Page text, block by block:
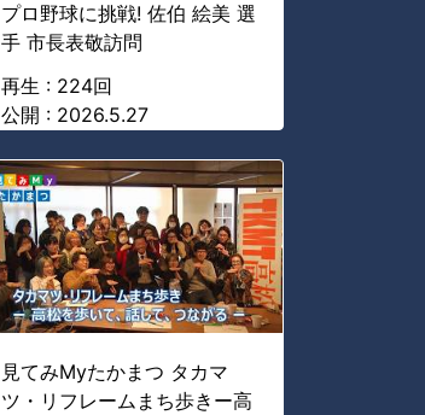
プロ野球に挑戦! 佐伯 絵美 選
手 市長表敬訪問
再生 : 224回
公開 : 2026.5.27
見てみMyたかまつ タカマ
ツ・リフレームまち歩きー高